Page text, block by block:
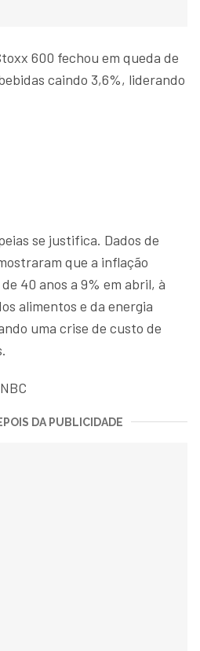
600 fechou em queda de
caindo 3,6%, liderando
se justifica. Dados de
que a inflação
40 anos a 9% em abril, à
alimentos e da energia
uma crise de custo de
DA PUBLICIDADE